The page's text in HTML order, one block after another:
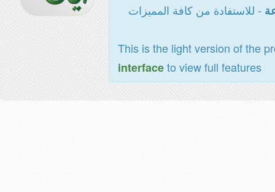
- للاستفادة من كافة المميزات
This is the light version of the
interfaceto view full features